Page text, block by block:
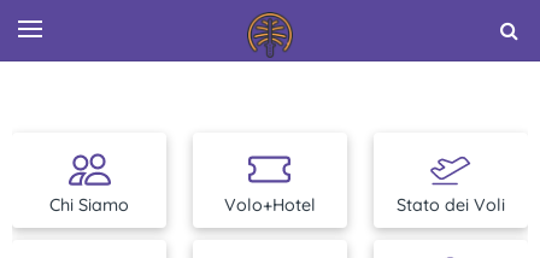
Chi Siamo Volo+Hotel Stato dei Voli